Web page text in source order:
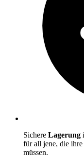
Sichere Lagerung
für all jene, die ihre
müssen.